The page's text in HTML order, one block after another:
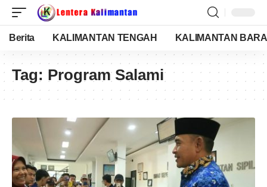
Berita KALIMANTAN TENGAH KALIMANTAN
Tag: Program Salami